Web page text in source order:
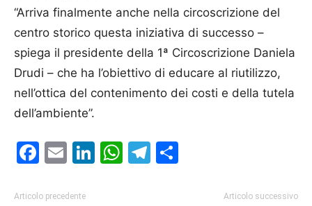
“Arriva finalmente anche nella circoscrizione del
centro storico questa iniziativa di successo –
spiega il presidente della 1ª Circoscrizione Daniela
Drudi – che ha l’obiettivo di educare al riutilizzo,
nell’ottica del contenimento dei costi e della tutela
dell’ambiente”.
Facebook
EmailLinkedIn
WhatsApp
Telegram
Articolo precedente Articolo successivo